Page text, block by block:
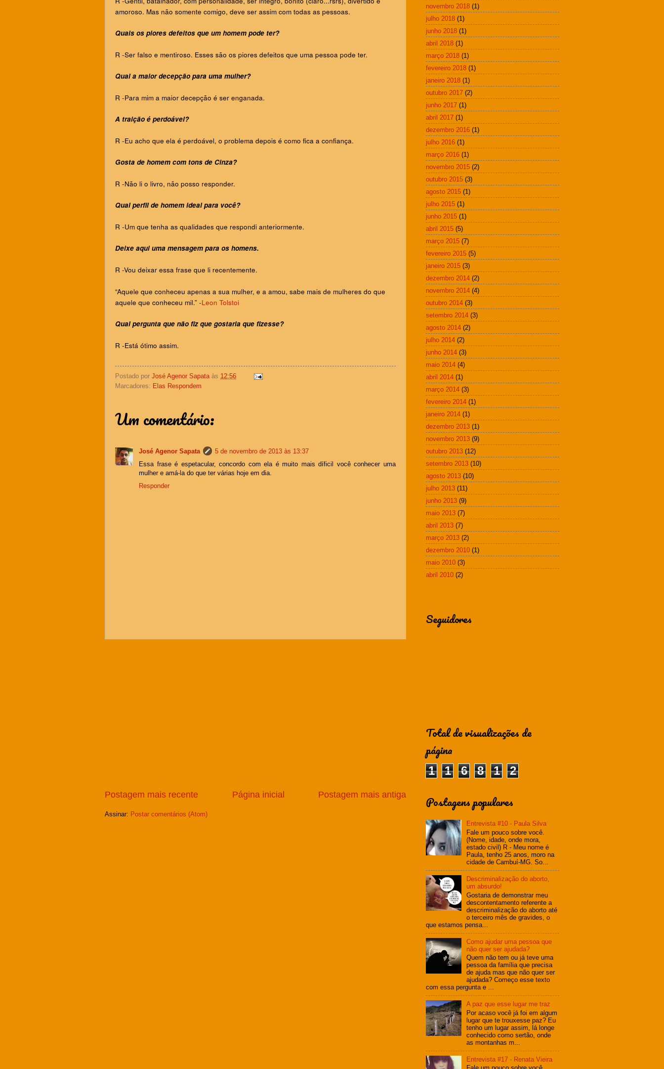
amoroso. Mas não somente comigo, deve ser assim com todas as pessoas.
Quais os piores defeitos que um homem pode ter?
R -Ser falso e mentiroso. Esses são os piores defeitos que uma pessoa pode ter.
Qual a maior decepção para uma mulher?
R -Para mim a maior decepção é ser enganada.
A traição é perdoável?
R -Eu acho que ela é perdoável, o problema depois é como fica a confiança.
Gosta de homem com tons de Cinza?
R -Não li o livro, não posso responder.
Qual perfil de homem ideal para você?
R -Um que tenha as qualidades que respondi anteriormente.
Deixe aqui uma mensagem para os homens.
R -Vou deixar essa frase que li recentemente.
“Aquele que conheceu apenas a sua mulher, e a amou, sabe mais de mulheres do que
aquele que conheceu mil.” -Leon Tolstoi
Qual pergunta que não fiz que gostaria que fizesse?
R -Está ótimo assim.
Postado por José Agenor Sapata às 12:56
Marcadores: Elas Respondem
Um comentário:
José Agenor Sapata
5 de novembro de 2013 às 13:37
Essa frase é espetacular, concordo com ela é muito mais díficil você conhecer uma
mulher e amá-la do que ter várias hoje em dia.
Responder
Postagem mais recente Postagem mais antiga
Página inicial
Assinar: Postar comentários (Atom)
novembro 2018 (1)
julho 2018 (1)
junho 2018 (1)
abril 2018 (1)
março 2018 (1)
fevereiro 2018 (1)
janeiro 2018 (1)
outubro 2017 (2)
junho 2017 (1)
abril 2017 (1)
dezembro 2016 (1)
julho 2016 (1)
março 2016 (1)
novembro 2015 (2)
outubro 2015 (3)
agosto 2015 (1)
julho 2015 (1)
junho 2015 (1)
abril 2015 (5)
março 2015 (7)
fevereiro 2015 (5)
janeiro 2015 (3)
dezembro 2014 (2)
novembro 2014 (4)
outubro 2014 (3)
setembro 2014 (3)
agosto 2014 (2)
julho 2014 (2)
junho 2014 (3)
maio 2014 (4)
abril 2014 (1)
março 2014 (3)
fevereiro 2014 (1)
janeiro 2014 (1)
dezembro 2013 (1)
novembro 2013 (9)
outubro 2013 (12)
setembro 2013 (10)
agosto 2013 (10)
julho 2013 (11)
junho 2013 (9)
maio 2013 (7)
abril 2013 (7)
março 2013 (2)
dezembro 2010 (1)
maio 2010 (3)
abril 2010 (2)
Seguidores
Total de visualizações de
página
1 1 6 8 1 2
Postagens populares
Entrevista #10 - Paula Silva
Fale um pouco sobre você.
(Nome, idade, onde mora,
estado civil) R - Meu nome é
Paula, tenho 25 anos, moro na
cidade de Cambuí-MG. So...
Descriminalização do aborto,
um absurdo!
Gostaria de demonstrar meu
descontentamento referente a
descriminalização do aborto até
o terceiro mês de gravides, o
que estamos pensa...
Como ajudar uma pessoa que
não quer ser ajudada?
Quem não tem ou já teve uma
pessoa da família que precisa
de ajuda mas que não quer ser
ajudada? Começo esse texto
com essa pergunta e ...
A paz que esse lugar me traz
Por acaso você já foi em algum
lugar que te trouxesse paz? Eu
tenho um lugar assim, lá longe
conhecido como sertão, onde
as montanhas m...
Entrevista #17 - Renata Vieira